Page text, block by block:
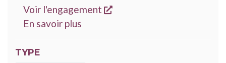
Voir l'engagement
s'ouvre dans une
En savoir plus
TYPE